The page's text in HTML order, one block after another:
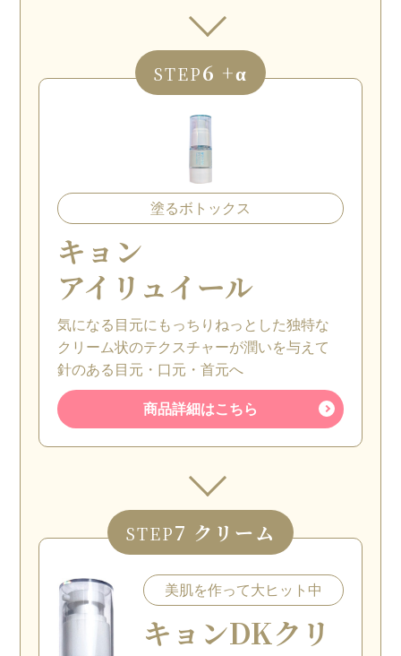
STEP6 +α
塗るボトックス
キョン
アイリュイール
気になる目元にもっちりねっとした独特な
クリーム状のテクスチャーが潤いを与えて
針のある目元・口元・首元へ
商品詳細はこちら
STEP7 クリーム
美肌を作って大ヒット中
キョンDKクリ